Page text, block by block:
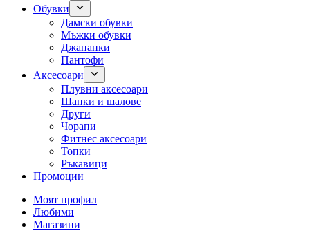
Обувки
Дамски обувки
Мъжки обувки
Джапанки
Пантофи
Аксесоари
Плувни аксесоари
Шапки и шалове
Други
Чорапи
Фитнес аксесоари
Топки
Ръкавици
Промоции
Моят профил
Любими
Магазини